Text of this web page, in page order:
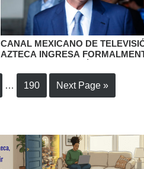
CANAL MEXICANO DE
AZTECA INGRESA
… 190 Next Page »